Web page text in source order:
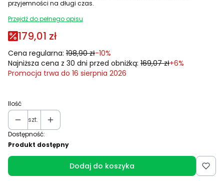
przyjemności na długi czas.
Przejdź do pełnego opisu
179,01 zł
Cena regularna: 198,90 zł-10%
Najniższa cena z 30 dni przed obniżką: 169,07 zł+6%
Promocja trwa do 16 sierpnia 2026
Ilość
szt.
Dostępność:
Produkt dostępny
Dodaj do koszyka